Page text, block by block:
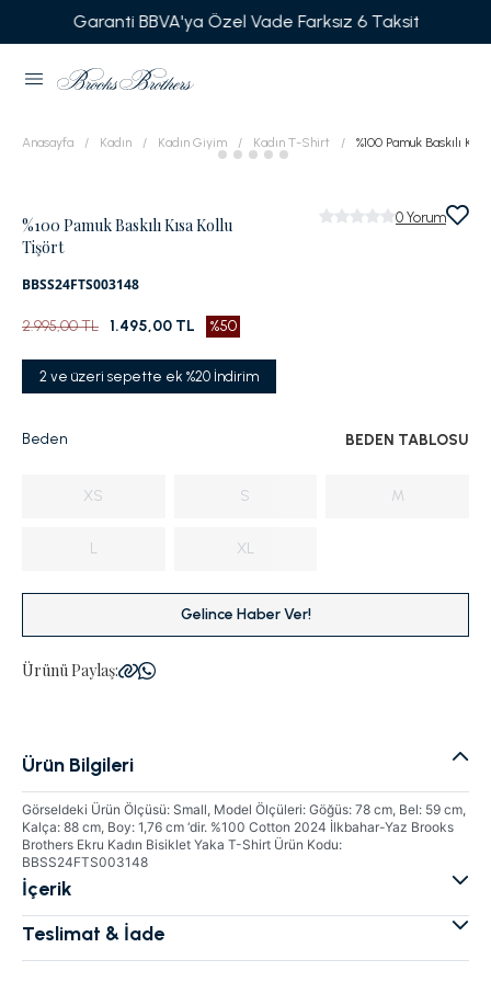
Garanti BBVA'ya Özel Vade Farksız 6 Taksit
Anasayfa Kadın Kadın Giyim Kadın T-Shirt %100 Pamuk Baskılı
%100 Pamuk Baskılı Kısa Kollu
Tişört
BBSS24FTS003148
0 Yorum
2.995,00 TL 1.495,00 TL %50
2 ve üzeri sepette ek %20 İndirim
Beden BEDEN TABLOSU
XS S M
L XL
Gelince Haber Ver!
Ürünü Paylaş:
Ürün Bilgileri
Görseldeki Ürün Ölçüsü: Small, Model Ölçüleri: Göğüs: 78 cm, Bel: 59 cm,
Kalça: 88 cm, Boy: 1,76 cm ‘dir. %100 Cotton 2024 İlkbahar-Yaz Brooks
Brothers Ekru Kadın Bisiklet Yaka T-Shirt Ürün Kodu:
BBSS24FTS003148
İçerik
Teslimat & İade